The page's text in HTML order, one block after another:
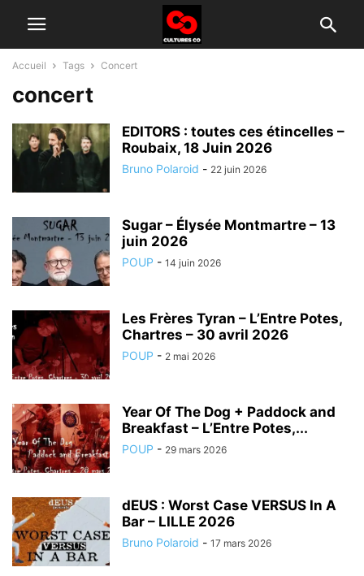
Accueil Tags Concert
concert
EDITORS : toutes ces étincelles –
Roubaix, 18 Juin 2026
Bruno Polaroid - 22 juin 2026
Sugar – Élysée Montmartre – 13
juin 2026
POUP - 14 juin 2026
Les Frères Tyran – L’Entre Potes,
Chartres – 30 avril 2026
POUP - 2 mai 2026
Year Of The Dog + Paddock and
Breakfast – L’Entre Potes,...
POUP - 29 mars 2026
dEUS : Worst Case VERSUS In A
Bar – LILLE 2026
Bruno Polaroid - 17 mars 2026